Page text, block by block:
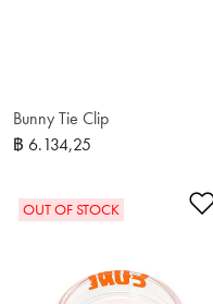
Bunny Tie Clip
฿ 6.134,25
OUT OF STOCK